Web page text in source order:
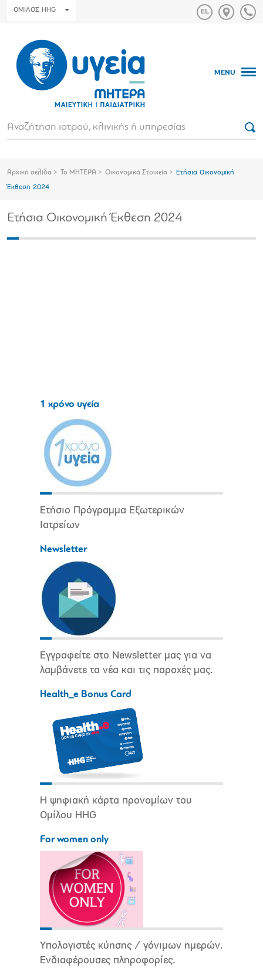
ΟΜΙΛΟΣ HHG
MENU
Αρχική σελίδα Το ΜΗΤΕΡΑ Οικονομικά Στοιχεία Ετήσια Οικονομική
Έκθεση 2024
Ετήσια Οικονομική Έκθεση 2024
1 χρόνο υγεία
Ετήσιο Πρόγραμμα Εξωτερικών
Ιατρείων
Newsletter
Εγγραφείτε στο Newsletter μας για να
λαμβάνετε τα νέα και τις παροχές μας.
Health_e Bonus Card
Η ψηφιακή κάρτα προνομίων του
Ομίλου HHG
For women only
Υπολογιστές κύησης / γόνιμων ημερών.
Ενδιαφέρουσες πληροφορίες.